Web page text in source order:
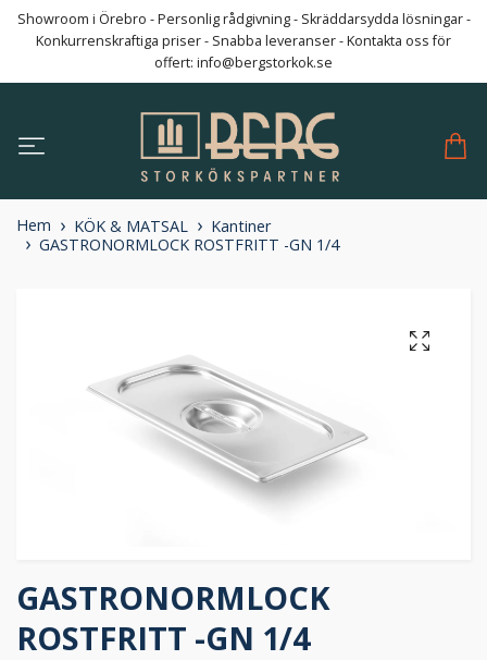
Showroom i Örebro - Personlig rådgivning - Skräddarsydda lösningar -
Konkurrenskraftiga priser - Snabba leveranser - Kontakta oss för
offert: info@bergstorkok.se
Hem KÖK & MATSAL
Kantiner
GASTRONORMLOCK ROSTFRITT -GN 1/4
GASTRONORMLOCK
ROSTFRITT -GN 1/4